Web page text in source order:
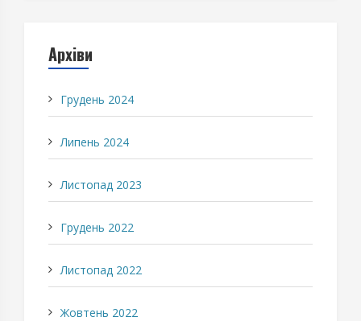
Архіви
Грудень 2024
Липень 2024
Листопад 2023
Грудень 2022
Листопад 2022
Жовтень 2022